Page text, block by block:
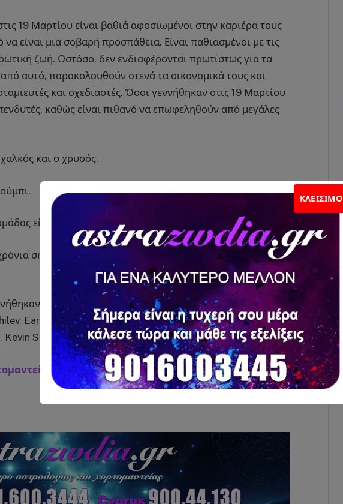
ΚΛΕΊΣΙΜΟ
19 Μαρτίου είναι βαθιά αφοσιωμένοι στην καριέρα τους
να είναι μια σοβαρή προσπάθεια. Είναι παθιασμένοι με τις
ζωή. Ωστόσο, δεν ενδιαφέρονται πρωτίστως για τα
αυτό, παρακολουθούν στενά τα οικονομικά τους και
και σχεδιαστές. Όσοι γεννήθηκαν στις 19 Μαρτίου
καθώς είναι πιθανό να επωφεληθούν από μεγάλες
και ο χρυσός.
είναι η Κυριακή, η Δευτέρα και η Πέμπτη.
σημαντικής αλλαγής είναι 1, 10, 19, 28, 37,46,55,64,73
στα γενέθλιά σας περιλαμβάνουν τους Sir Richard
Earl Warren, Irving Wallace, Philip Roth, Bruce Willis,
Smith και Michael Bergin.
-ASTRAZWDIAGR 9016003444